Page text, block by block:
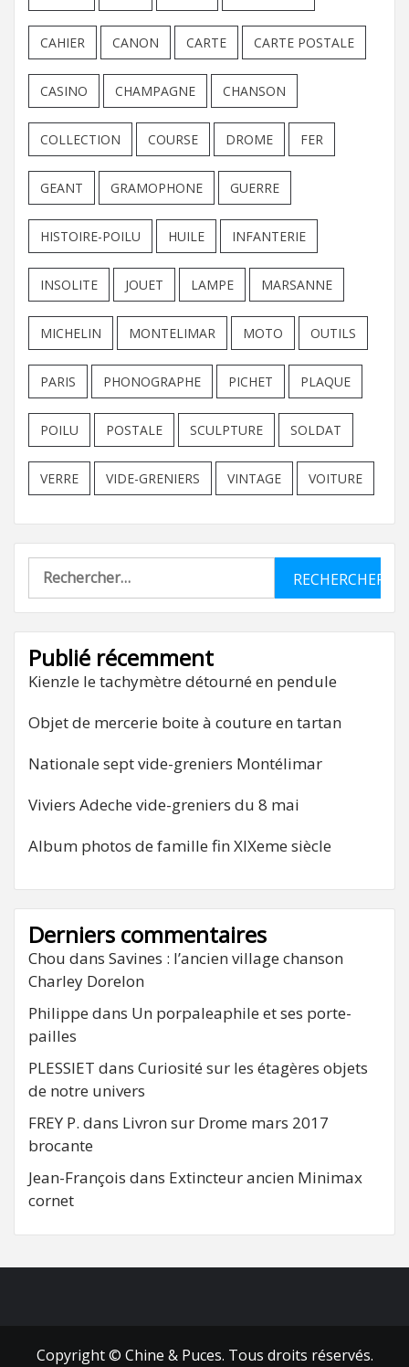
CAHIER CANON CARTE CARTE POSTALE
CASINO CHAMPAGNE CHANSON
COLLECTION COURSE DROME FER
GEANT GRAMOPHONE GUERRE
HISTOIRE-POILU HUILE INFANTERIE
INSOLITE JOUET LAMPE MARSANNE
MICHELIN MONTELIMAR MOTO OUTILS
PARIS PHONOGRAPHE PICHET PLAQUE
POILU POSTALE SCULPTURE SOLDAT
VERRE VIDE-GRENIERS VINTAGE VOITURE
Rechercher :
Publié récemment
Kienzle le tachymètre détourné en pendule
Objet de mercerie boite à couture en tartan
Nationale sept vide-greniers Montélimar
Viviers Adeche vide-greniers du 8 mai
Album photos de famille fin XIXeme siècle
Derniers commentaires
Chou dans Savines : l’ancien village chanson
Charley Dorelon
Philippe dans Un porpaleaphile et ses porte-
pailles
PLESSIET dans Curiosité sur les étagères objets
de notre univers
FREY P. dans Livron sur Drome mars 2017
brocante
Jean-François dans Extincteur ancien Minimax
cornet
Copyright © Chine & Puces. Tous droits réservés.